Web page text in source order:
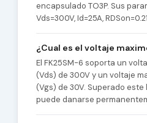
encapsulado TO3P. Sus
Vds=300V, Id=25A,
¿Cual es el voltaje
El FK25SM-6 soporta un
(Vds) de 300V y un voltaje
(Vgs) de 30V. Superado
puede danarse